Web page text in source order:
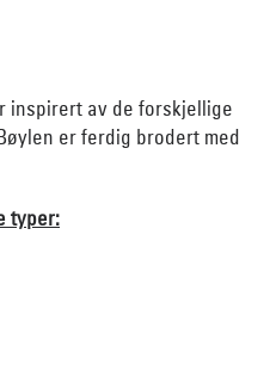
inspirert av de forskjellige
er ferdig brodert med
typer: